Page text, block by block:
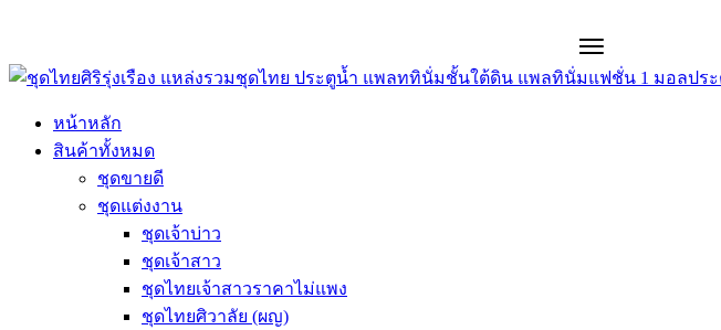
หน้าหลัก
สินค้าทั้งหมด
ชุดขายดี
ชุดแต่งงาน
ชุดเจ้าบ่าว
ชุดเจ้าสาว
ชุดไทยเจ้าสาวราคาไม่แพง
ชุดไทยศิวาลัย (ผญ)